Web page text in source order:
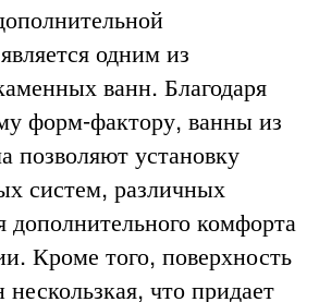
одним из
ванн. Благодаря
форм-фактору, ванны из
позволяют установку
систем, различных
дополнительного комфорта
Кроме того, поверхность
что придает